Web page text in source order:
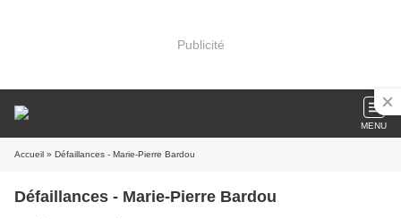
Publicité
MENU
Accueil » Défaillances - Marie-Pierre Bardou
Défaillances - Marie-Pierre Bardou